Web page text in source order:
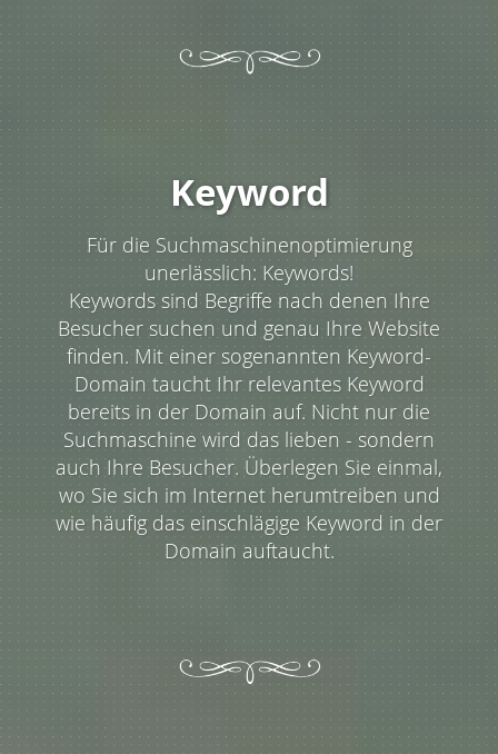
Keyword
Für die Suchmaschinenoptimierung
unerlässlich: Keywords!
Keywords sind Begriffe nach denen Ihre
Besucher suchen und genau Ihre Website
finden. Mit einer sogenannten Keyword-
Domain taucht Ihr relevantes Keyword
bereits in der Domain auf. Nicht nur die
Suchmaschine wird das lieben - sondern
auch Ihre Besucher. Überlegen Sie einmal,
wo Sie sich im Internet herumtreiben und
wie häufig das einschlägige Keyword in der
Domain auftaucht.